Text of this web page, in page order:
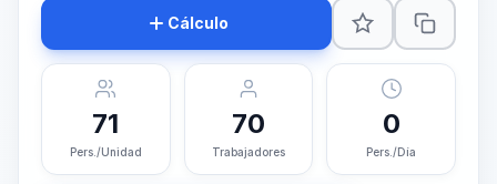
Cálculo
71
Pers./Unidad
70
Trabajadores
0
Pers./Día